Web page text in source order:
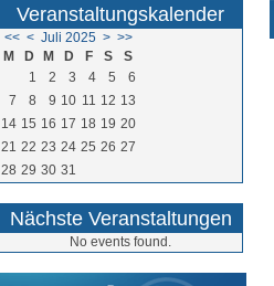
Veranstaltungskalender
<< < Juli 2025 > >>
M
D M D F S
S
1
2 3 4 5
6
7
8 9 10 11 12 13
14 15 16 17 18 19 20
21 22 23 24 25 26 27
28 29 30 31
Nächste Veranstaltungen
No events found.